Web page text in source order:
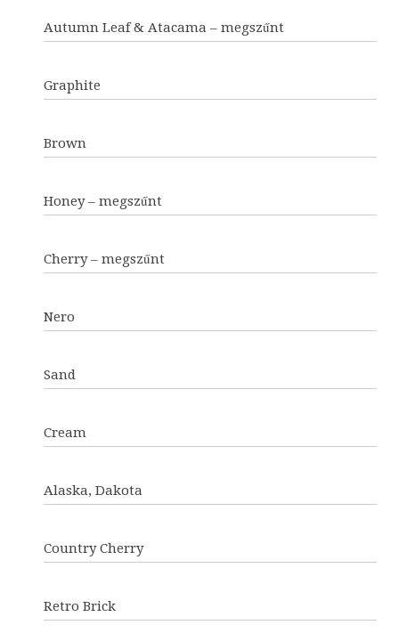
Autumn Leaf & Atacama – megszűnt
Graphite
Brown
Honey – megszűnt
Cherry – megszűnt
Nero
Sand
Cream
Alaska, Dakota
Country Cherry
Retro Brick